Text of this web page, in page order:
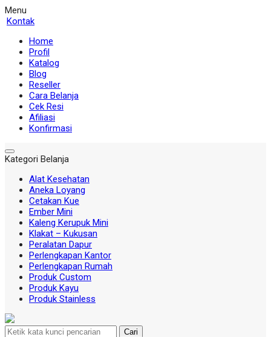
Menu
Kontak
Home
Profil
Katalog
Blog
Reseller
Cara Belanja
Cek Resi
Afiliasi
Konfirmasi
Kategori Belanja
Alat Kesehatan
Aneka Loyang
Cetakan Kue
Ember Mini
Kaleng Kerupuk Mini
Klakat – Kukusan
Peralatan Dapur
Perlengkapan Kantor
Perlengkapan Rumah
Produk Custom
Produk Kayu
Produk Stainless
Cari